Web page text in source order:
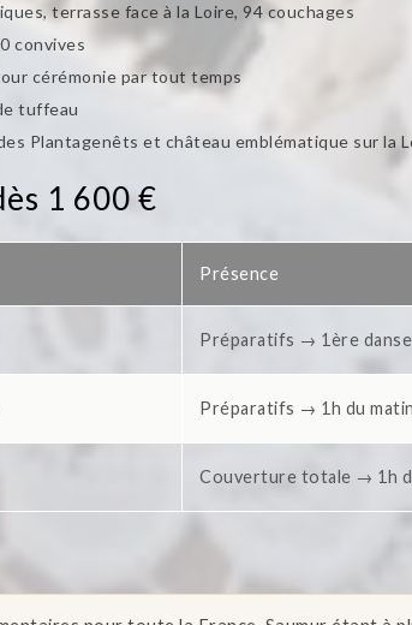
terrasse face à la Loire, 94 couchages
convives
cérémonie par tout temps
tuffeau
Plantagenêts et château emblématique sur la
1 600 €
Présence
Préparatifs → 1ère danse
Préparatifs → 1h du matin
Couverture totale → 1h